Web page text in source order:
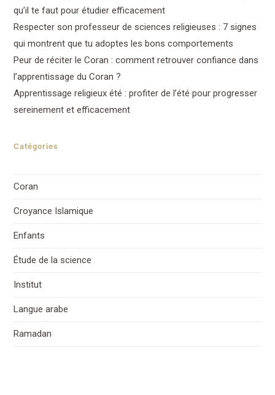
qu’il te faut pour étudier efficacement
Respecter son professeur de sciences religieuses : 7 signes
qui montrent que tu adoptes les bons comportements
Peur de réciter le Coran : comment retrouver confiance dans
l’apprentissage du Coran ?
Apprentissage religieux été : profiter de l’été pour progresser
sereinement et efficacement
Catégories
Coran
Croyance Islamique
Enfants
Étude de la science
Institut
Langue arabe
Ramadan